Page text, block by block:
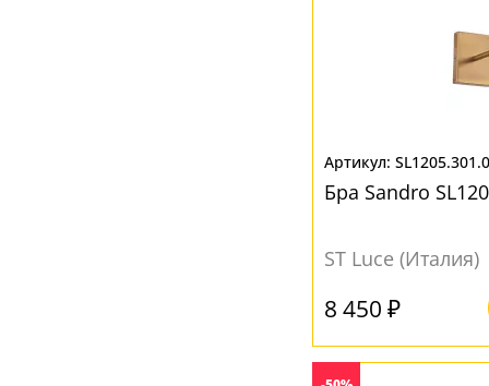
Бра Sandro
ST Luce (Италия)
8 450 ₽